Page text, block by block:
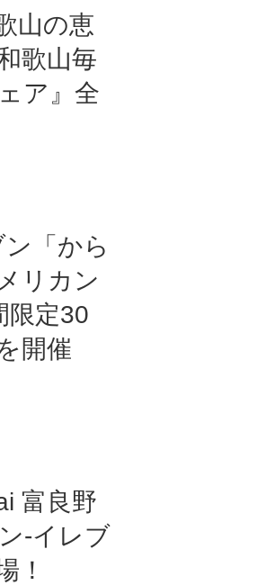
山の恵
歌山毎
ア』全
「から
リカン
限定30
開催
富良野
‐イレブ
！